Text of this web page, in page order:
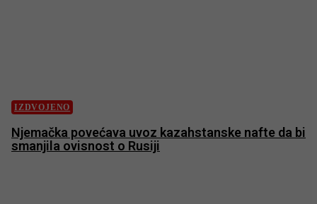
IZDVOJENO
Njemačka povećava uvoz kazahstanske nafte da bi
smanjila ovisnost o Rusiji